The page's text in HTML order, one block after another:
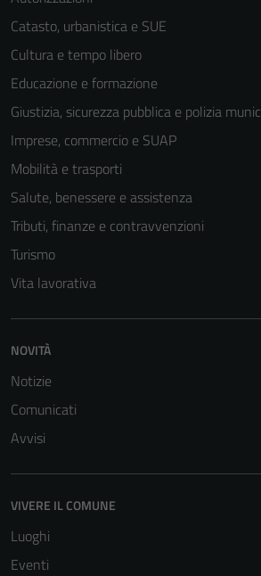
Catasto, urbanistica e SUE
Cultura e tempo libero
Educazione e formazione
Giustizia, sicurezza pubblica e polizia
Imprese, commercio e SUAP
Mobilità e trasporti
Salute, benessere e assistenza
Tributi, finanze e contravvenzioni
Turismo
Vita lavorativa
NOVITÀ
Notizie
Comunicati
Avvisi
VIVERE IL COMUNE
Luoghi
Eventi